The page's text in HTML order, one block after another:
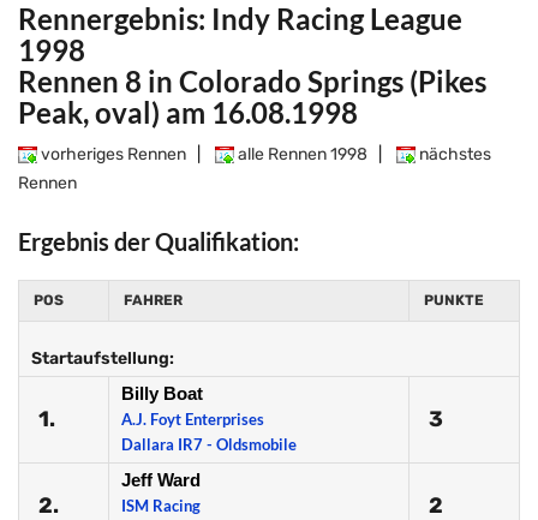
Rennergebnis: Indy Racing League
1998
Rennen 8 in Colorado Springs (Pikes
Peak, oval) am 16.08.1998
vorheriges Rennen alle Rennen 1998
nächstes
Rennen
Ergebnis der Qualifikation:
POS FAHRER PUNKTE
Startaufstellung:
1.
Billy Boat
A.J. Foyt Enterprises
Dallara IR7 - Oldsmobile
3
2.
Jeff Ward
ISM Racing
2